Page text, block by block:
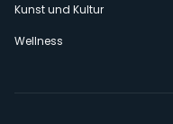
Kunst und Kultur
Wellness